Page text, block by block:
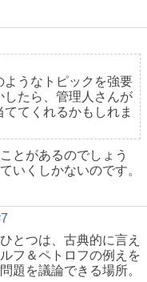
うなトピックを強要
たら、管理人さんが
てくれるかもしれま
とがあるのでしょう
いくしかないのです。
とつは、古典的に言え
フ＆ペトロフの例えを
題を議論できる場所。